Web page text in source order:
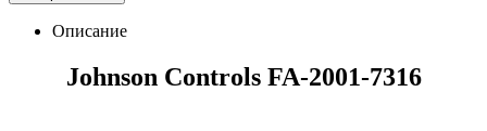
Описание
Johnson Controls FA-2001-7316